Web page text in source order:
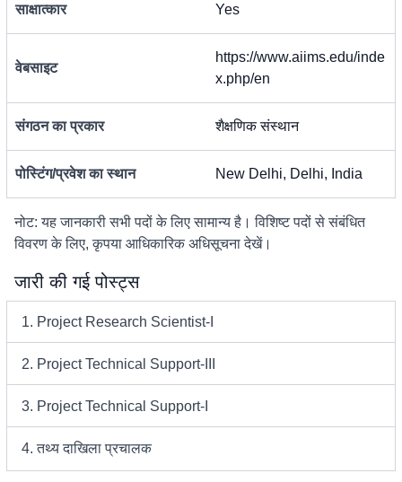
साक्षात्कार Yes
वेबसाइट
https://www.aiims.edu/inde
x.php/en
संगठन का प्रकार शैक्षणिक संस्थान
पोस्टिंग/प्रवेश का स्थान New Delhi, Delhi, India
नोट: यह जानकारी सभी पदों के लिए सामान्य है। विशिष्ट पदों से संबंधित
विवरण के लिए, कृपया आधिकारिक अधिसूचना देखें।
जारी की गई पोस्ट्स
1. Project Research Scientist-I
2. Project Technical Support-III
3. Project Technical Support-I
4. तथ्य दाखिला प्रचालक